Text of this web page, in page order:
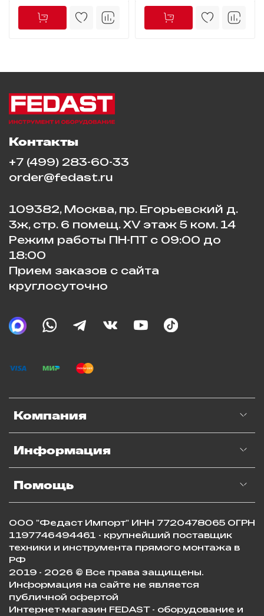
Компания
Информация
Помощь
Контакты
+7 (499) 283-60-33
order@fedast.ru
109382, Москва, пр. Егорьевский д.
3ж, стр. 6 помещ. XV этаж 5 ком. 14
Режим работы ПН-ПТ с 09:00 до
18:00
Прием заказов с сайта
круглосуточно
ООО "Федаст Импорт" ИНН 7720478065 ОГРН
1197746494461 - крупнейший поставщик
техники и инструмента прямого монтажа в
РФ
2019 - 2026 © Все права защищены.
Информация на сайте не является
публичной офертой
Интернет-магазин FEDAST - оборудование и